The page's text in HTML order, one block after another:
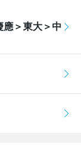
應＞東大＞中